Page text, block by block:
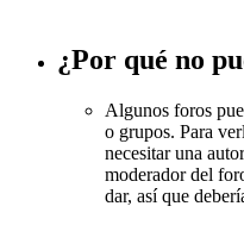
¿Por qué no
Algunos foros
o grupos. Para
necesitar una
moderador del
dar, así que